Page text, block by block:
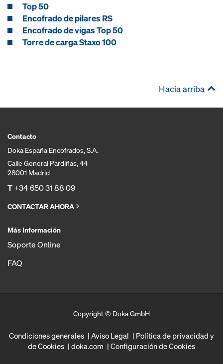
Top 50
Encofrado de pilares RS
Encofrado de vigas Top 50
Torre de carga Staxo 100
Hacia arriba
Contacto
Doka España Encofrados, S.A.
Calle General Pardiñas, 44
28001 Madrid
T+34 650 31 88 09
CONTACTAR AHORA
Más Información
Soporte Online
FAQ
Copyright © Doka GmbH
Condiciones generales Aviso Legal
Política de privacidad y
de Cookies
doka.com Configuración de Cookies